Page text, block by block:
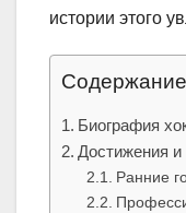
истории этого
Содержание
Биография
Достижения и
Ранние